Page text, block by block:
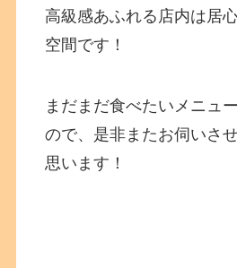
高級感あふれる店内は居
空間です！
まだまだ食べたいメニュ
ので、是非またお伺いさ
思います！